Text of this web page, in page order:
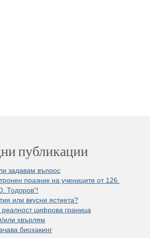
публикации
задавам въпрос
празник на учениците от 126.
Тодоров“!
или вкусни ястиета?
реалност цифрова граница
или хвърлям
биохакинг